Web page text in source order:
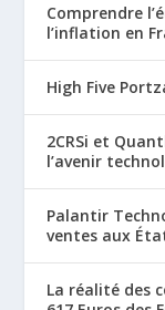
Comprendre
l’inflation en
High Five
2CRSi et
l’avenir
Palantir
ventes aux
La réalité des